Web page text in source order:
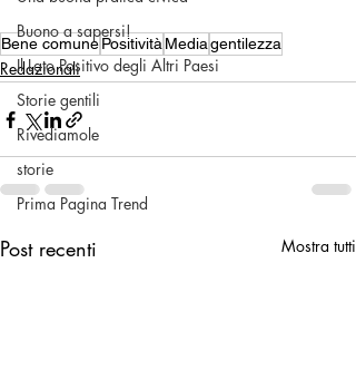
Buono a sapersi!
Il Lato Positivo degli Altri Paesi
Storie gentili
Rivediamole
storie
Prima Pagina Trend
Bene comunePositività Mediagentilezza
Redazionali
Post recenti Mostra tutti